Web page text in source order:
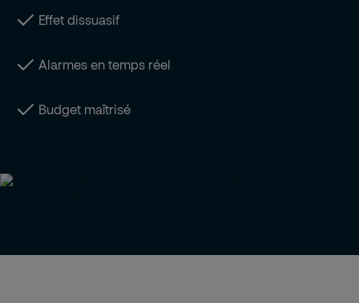
Effet dissuasif
Alarmes en temps réel
Budget maîtrisé